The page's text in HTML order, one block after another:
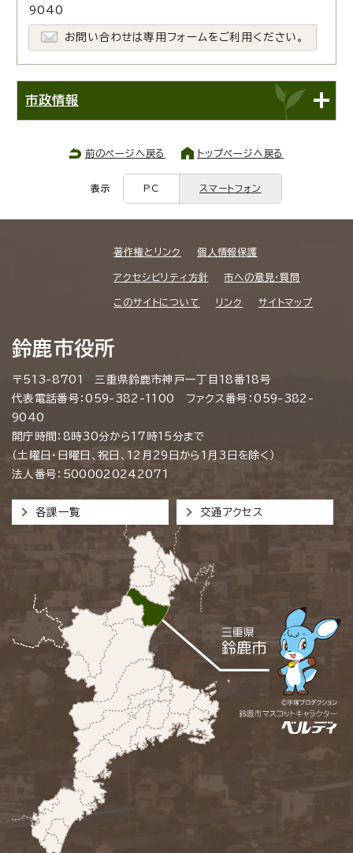
9040
お問い合わせは専用フォームをご利用ください。
市政情報
前のページへ戻る トップページへ戻る
表示 PC スマートフォン
著作権とリンク 個人情報保護
アクセシビリティ方針 市への意見・質問
このサイトについて リンク サイトマップ
鈴鹿市役所
〒513-8701 三重県鈴鹿市神戸一丁目18番18号
代表電話番号：059-382-1100 ファクス番号：059-382-
9040
開庁時間：8時30分から17時15分まで
（土曜日・日曜日、祝日、12月29日から1月3日を除く）
法人番号：5000020242071
各課一覧 交通アクセス